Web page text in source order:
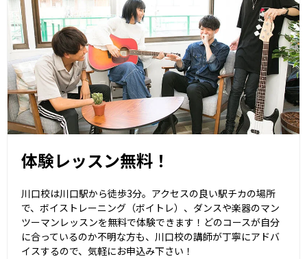
体験レッスン無料！
川口校は川口駅から徒歩3分。アクセスの良い駅チカの場所
で、ボイストレーニング（ボイトレ）、ダンスや楽器のマン
ツーマンレッスンを無料で体験できます！どのコースが自分
に合っているのか不明な方も、川口校の講師が丁寧にアドバ
イスするので、気軽にお申込み下さい！